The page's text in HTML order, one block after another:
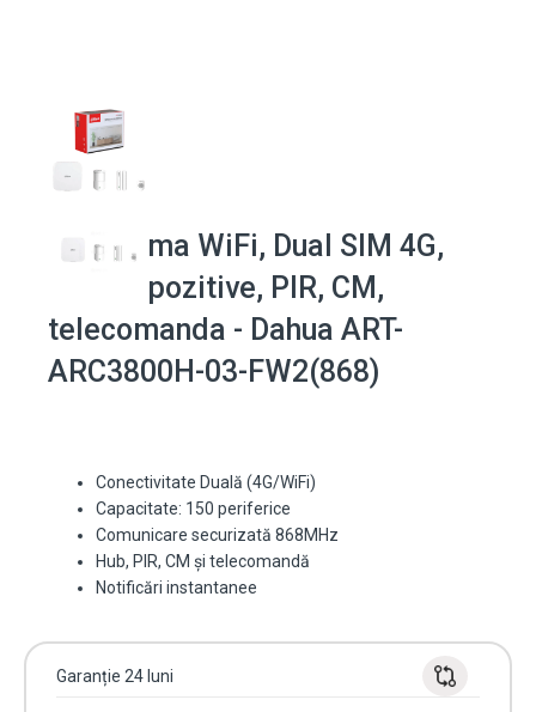
Kit alarma WiFi, Dual SIM 4G,
150 dispozitive, PIR, CM,
telecomanda - Dahua ART-
ARC3800H-03-FW2(868)
Conectivitate Duală (4G/WiFi)
Capacitate: 150 periferice
Comunicare securizată 868MHz
Hub, PIR, CM și telecomandă
Notificări instantanee
Garanție 24 luni